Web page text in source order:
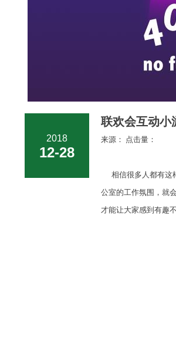
2018
12-28
联欢会互动小
来源： 点击量：
相信很多人都有这
公室的工作氛围，就
才能让大家感到有趣